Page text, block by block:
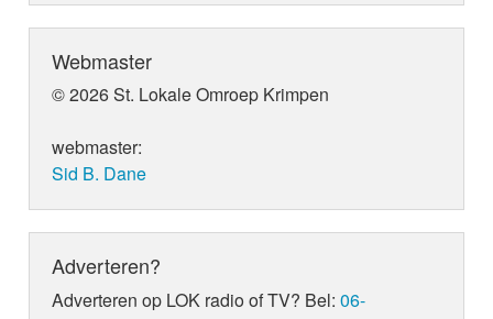
Webmaster
© 2026 St. Lokale Omroep Krimpen
webmaster:
Sid B. Dane
Adverteren?
Adverteren op LOK radio of TV? Bel:06-